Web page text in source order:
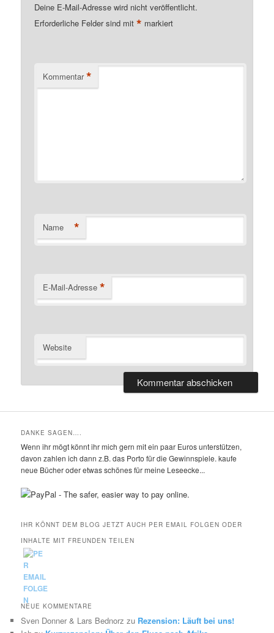
Deine E-Mail-Adresse wird nicht veröffentlicht.
Erforderliche Felder sind mit* markiert
Kommentar *
Name *
E-Mail-Adresse *
Website
DANKE SAGEN….
Wenn ihr mögt könnt ihr mich gern mit ein paar Euros unterstützen,
davon zahlen ich dann z.B. das Porto für die Gewinnspiele. kaufe
neue Bücher oder etwas schönes für meine Leseecke...
IHR KÖNNT DEM BLOG JETZT AUCH PER EMAIL FOLGEN ODER
INHALTE MIT FREUNDEN TEILEN
NEUE KOMMENTARE
Sven Donner & Lars Bednorz zu Rezension: Läuft bei uns!